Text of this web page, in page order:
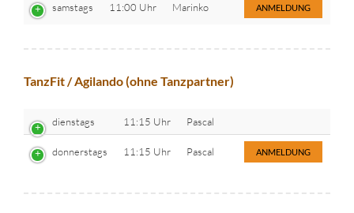
samstags 11:00 Uhr Marinko ANMELDUNG
TanzFit / Agilando (ohne Tanzpartner)
dienstags 11:15 Uhr Pascal
donnerstags 11:15 Uhr Pascal ANMELDUNG